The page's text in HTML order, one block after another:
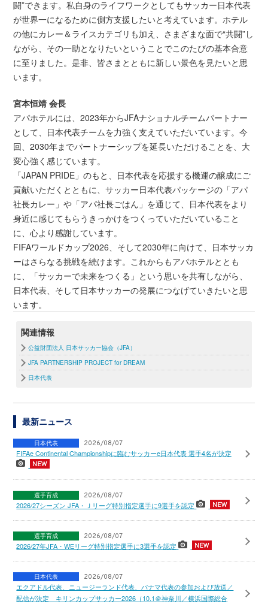
闘”できます。私自身のライフワークとしてもサッカー日本代表
が世界一になるために側方支援したいと考えています。ホテル
の他にカレー＆ライスカテゴリも加え、さまざまな面で“共闘”し
ながら、その一助となりたいということでこのたびの基本合意
に至りました。是非、皆さまとともに新しい景色を見たいと思
います。
宮本恒靖 会長
アパホテルには、2023年からJFAナショナルチームパートナー
として、日本代表チームを力強く支えていただいています。今
回、2030年までパートナーシップを延長いただけることを、大
変心強く感じています。
「JAPAN PRIDE」のもと、日本代表を応援する機運の醸成にご
貢献いただくとともに、サッカー日本代表パッケージの「アパ
社長カレー」や「アパ社長ごはん」を通じて、日本代表をより
身近に感じてもらうきっかけをつくっていただいていること
に、心より感謝しています。
FIFAワールドカップ2026、そして2030年に向けて、日本サッカ
ーはさらなる挑戦を続けます。これからもアパホテルととも
に、「サッカーで未来をつくる」という思いを共有しながら、
日本代表、そして日本サッカーの発展につなげていきたいと思
います。
関連情報
公益財団法人 日本サッカー協会（JFA）
JFA PARTNERSHIP PROJECT for DREAM
日本代表
最新ニュース
日本代表 2026/08/07
FIFAe Continental Championshipに臨むサッカーe日本代表 選手4名が決定
選手育成 2026/08/07
2026/27シーズン JFA・Ｊリーグ特別指定選手に9選手を認定
選手育成 2026/08/07
2026/27年JFA・WEリーグ特別指定選手に3選手を認定
日本代表 2026/08/07
エクアドル代表、ニュージーランド代表、パナマ代表の参加および放送／
配信が決定 キリンカップサッカー2026（10.1＠神奈川／横浜国際総合